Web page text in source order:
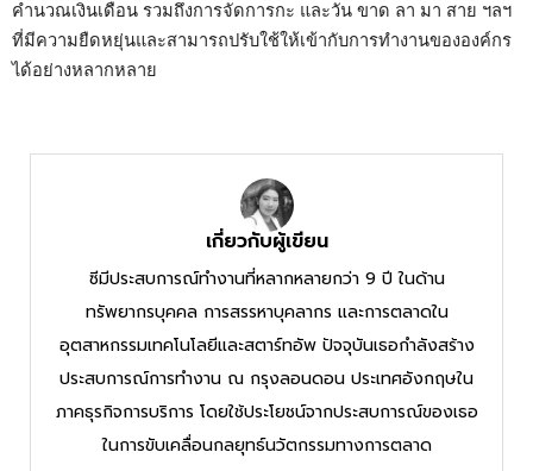
คำนวณเงินเดือน รวมถึงการจัดการกะ และวัน ขาด ลา มา สาย ฯลฯ
ที่มีความยืดหยุ่นและสามารถปรับใช้ให้เข้ากับการทำงานขององค์กร
ได้อย่างหลากหลาย
เกี่ยวกับผู้เขียน
ซีมีประสบการณ์ทำงานที่หลากหลายกว่า 9 ปี ในด้าน
ทรัพยากรบุคคล การสรรหาบุคลากร และการตลาดใน
อุตสาหกรรมเทคโนโลยีและสตาร์ทอัพ ปัจจุบันเธอกำลังสร้าง
ประสบการณ์การทำงาน ณ กรุงลอนดอน ประเทศอังกฤษใน
ภาคธุรกิจการบริการ โดยใช้ประโยชน์จากประสบการณ์ของเธอ
ในการขับเคลื่อนกลยุทธ์นวัตกรรมทางการตลาด